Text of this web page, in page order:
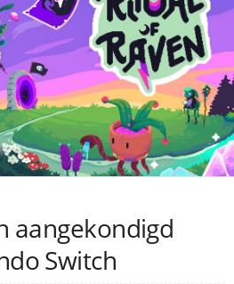
aangekondigd
Switch